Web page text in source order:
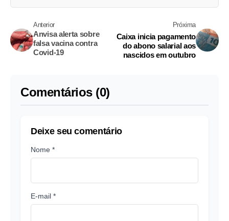
Anterior
Anvisa alerta sobre
falsa vacina contra
Covid-19
Próxima
Caixa inicia pagamento
do abono salarial aos
nascidos em outubro
Comentários (0)
Deixe seu comentário
Nome *
E-mail *